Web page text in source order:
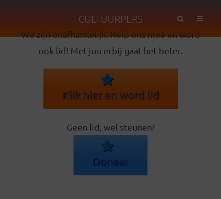
CULTUURPERS
We zijn onafhankelijk. Help ons mee en word
ook lid! Met jou erbij gaat het beter.
Klik hier en word lid
Geen lid, wel steunen?
Doneer